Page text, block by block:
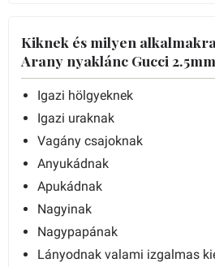
Kiknek és milyen
Arany nyaklánc Gucci
Igazi hölgyeknek
Igazi uraknak
Vagány csajoknak
Anyukádnak
Apukádnak
Nagyinak
Nagypapának
Lányodnak valami izgalmas